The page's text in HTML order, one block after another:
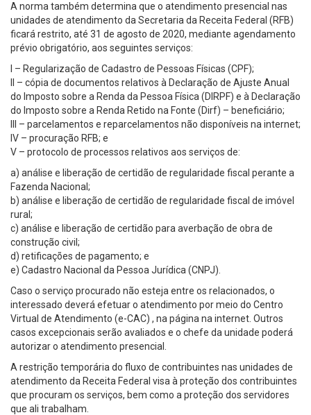
A norma também determina que o atendimento presencial nas
unidades de atendimento da Secretaria da Receita Federal (RFB)
ficará restrito, até 31 de agosto de 2020, mediante agendamento
prévio obrigatório, aos seguintes serviços:
I – Regularização de Cadastro de Pessoas Físicas (CPF);
II – cópia de documentos relativos à Declaração de Ajuste Anual
do Imposto sobre a Renda da Pessoa Física (DIRPF) e à Declaração
do Imposto sobre a Renda Retido na Fonte (Dirf) – beneficiário;
III – parcelamentos e reparcelamentos não disponíveis na internet;
IV – procuração RFB; e
V – protocolo de processos relativos aos serviços de:
a) análise e liberação de certidão de regularidade fiscal perante a
Fazenda Nacional;
b) análise e liberação de certidão de regularidade fiscal de imóvel
rural;
c) análise e liberação de certidão para averbação de obra de
construção civil;
d) retificações de pagamento; e
e) Cadastro Nacional da Pessoa Jurídica (CNPJ).
Caso o serviço procurado não esteja entre os relacionados, o
interessado deverá efetuar o atendimento por meio do Centro
Virtual de Atendimento (e-CAC) , na página na internet. Outros
casos excepcionais serão avaliados e o chefe da unidade poderá
autorizar o atendimento presencial.
A restrição temporária do fluxo de contribuintes nas unidades de
atendimento da Receita Federal visa à proteção dos contribuintes
que procuram os serviços, bem como a proteção dos servidores
que ali trabalham.